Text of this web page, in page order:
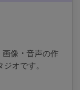
画像・音声の作
オです。